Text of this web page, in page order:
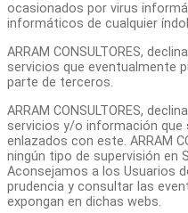
ocasionados por virus
informáticos de cualquier
ARRAM CONSULTORES,
servicios que eventualmente
parte de terceros.
ARRAM CONSULTORES,
servicios y/o información
enlazados con este. ARRAM
ningún tipo de supervisión en
Aconsejamos a los Usuarios
prudencia y consultar las
expongan en dichas webs.